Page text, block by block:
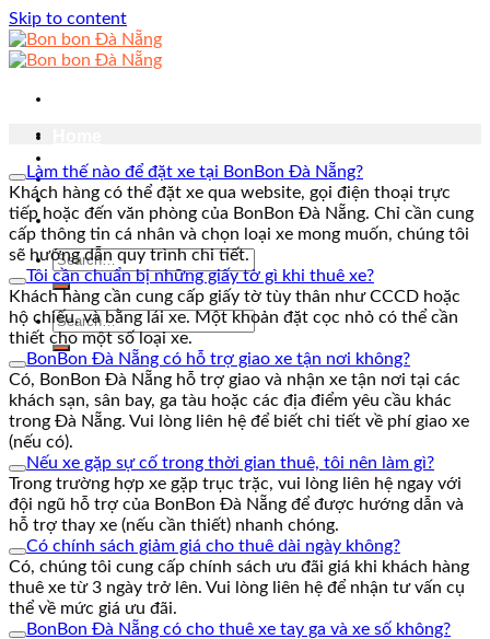
Skip to content
Bảng giá
Cẩm nang du lịch
Liên hệ
Làm thế nào để đặt xe tại BonBon Đà Nẵng?
Khách hàng có thể đặt xe qua website, gọi điện thoại trực
tiếp hoặc đến văn phòng của BonBon Đà Nẵng. Chỉ cần cung
cấp thông tin cá nhân và chọn loại xe mong muốn, chúng tôi
sẽ hướng dẫn quy trình chi tiết.
Tôi cần chuẩn bị những giấy tờ gì khi thuê xe?
Khách hàng cần cung cấp giấy tờ tùy thân như CCCD hoặc
hộ chiếu, và bằng lái xe. Một khoản đặt cọc nhỏ có thể cần
thiết cho một số loại xe.
BonBon Đà Nẵng có hỗ trợ giao xe tận nơi không?
Có, BonBon Đà Nẵng hỗ trợ giao và nhận xe tận nơi tại các
khách sạn, sân bay, ga tàu hoặc các địa điểm yêu cầu khác
trong Đà Nẵng. Vui lòng liên hệ để biết chi tiết về phí giao xe
(nếu có).
Nếu xe gặp sự cố trong thời gian thuê, tôi nên làm gì?
Trong trường hợp xe gặp trục trặc, vui lòng liên hệ ngay với
đội ngũ hỗ trợ của BonBon Đà Nẵng để được hướng dẫn và
hỗ trợ thay xe (nếu cần thiết) nhanh chóng.
Có chính sách giảm giá cho thuê dài ngày không?
Có, chúng tôi cung cấp chính sách ưu đãi giá khi khách hàng
thuê xe từ 3 ngày trở lên. Vui lòng liên hệ để nhận tư vấn cụ
thể về mức giá ưu đãi.
BonBon Đà Nẵng có cho thuê xe tay ga và xe số không?